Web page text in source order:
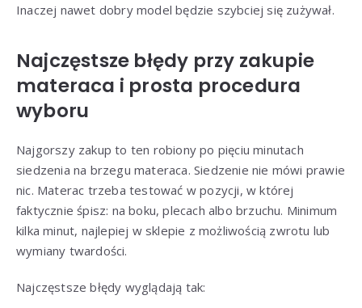
Inaczej nawet dobry model będzie szybciej się zużywał.
Najczęstsze błędy przy zakupie
materaca i prosta procedura
wyboru
Najgorszy zakup to ten robiony po pięciu minutach
siedzenia na brzegu materaca. Siedzenie nie mówi prawie
nic. Materac trzeba testować w pozycji, w której
faktycznie śpisz: na boku, plecach albo brzuchu. Minimum
kilka minut, najlepiej w sklepie z możliwością zwrotu lub
wymiany twardości.
Najczęstsze błędy wyglądają tak: